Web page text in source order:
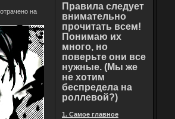
на
Правила следует
внимательно
прочитать всем!
Понимаю их
много, но
поверьте они все
нужные. (Мы же
не хотим
беспредела на
роллевой?)
1. Самое главное